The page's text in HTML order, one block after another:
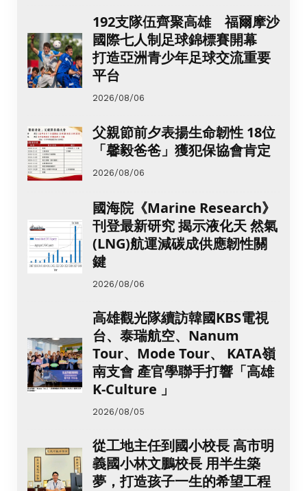
192支隊伍齊聚高雄 福爾摩沙
國際七人制足球錦標賽開幕
打造亞洲青少年足球交流重要
平台
2026/08/06
父親節前夕表揚生命韌性 18位
「馨毅爸爸」獲犯保協會肯定
2026/08/06
國海院《Marine Research》
刊登最新研究 揭示液化天 然氣
(LNG)航運減碳成供應韌性關
鍵
2026/08/06
高雄觀光隊續訪韓國KBS電視
台、泰瑞航空、Nanum
Tour、Mode Tour、 KATA嶺
南支會 產官學聯手打響「高雄
K-Culture 」
2026/08/05
從工地主任到國小校長 高市明
義國小林文鵬校長 用半生築
夢，打造孩子一生的希望工程